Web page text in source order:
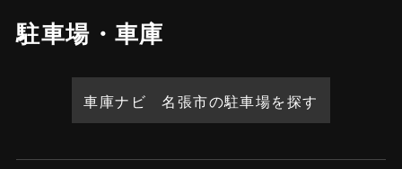
駐車場・車庫
車庫ナビ 名張市の駐車場を探す